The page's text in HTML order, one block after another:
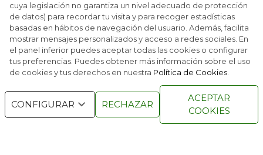
cuya legislación no garantiza un nivel adecuado de protección
de datos) para recordar tu visita y para recoger estadísticas
basadas en hábitos de navegación del usuario. Además, facilita
mostrar mensajes personalizados y acceso a redes sociales. En
el panel inferior puedes aceptar todas las cookies o configurar
tus preferencias. Puedes obtener más información sobre el uso
de cookies y tus derechos en nuestra Política de Cookies
CONFIGURAR RECHAZAR
ACEPTAR
COOKIES
REPÚBLICA DOMINICANA, LA REINA CARIBEÑA
TODOS LOS DERECHOS
RESERVADOS